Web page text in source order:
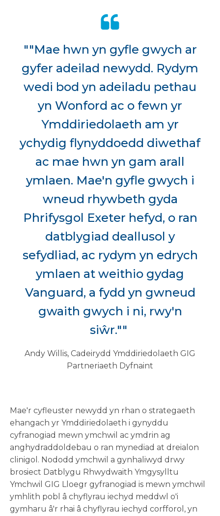
""Mae hwn yn gyfle gwych ar
gyfer adeilad newydd. Rydym
wedi bod yn adeiladu pethau
yn Wonford ac o fewn yr
Ymddiriedolaeth am yr
ychydig flynyddoedd diwethaf
ac mae hwn yn gam arall
ymlaen. Mae'n gyfle gwych i
wneud rhywbeth gyda
Phrifysgol Exeter hefyd, o ran
datblygiad deallusol y
sefydliad, ac rydym yn edrych
ymlaen at weithio gydag
Vanguard, a fydd yn gwneud
gwaith gwych i ni, rwy'n
siŵr.""
Andy Willis, Cadeirydd Ymddiriedolaeth GIG
Partneriaeth Dyfnaint
Mae'r cyfleuster newydd yn rhan o strategaeth
ehangach yr Ymddiriedolaeth i gynyddu
cyfranogiad mewn ymchwil ac ymdrin ag
anghydraddoldebau o ran mynediad at dreialon
clinigol. Nododd ymchwil a gynhaliwyd drwy
brosiect Datblygu Rhwydwaith Ymgysylltu
Ymchwil GIG Lloegr gyfranogiad is mewn ymchwil
ymhlith pobl â chyflyrau iechyd meddwl o'i
gymharu â'r rhai â chyflyrau iechyd corfforol, yn